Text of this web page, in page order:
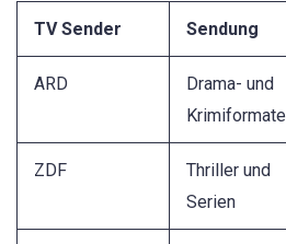
TV Sender Sendung
ARD
Drama- und
Krimiformate
ZDF
Thriller und
Serien